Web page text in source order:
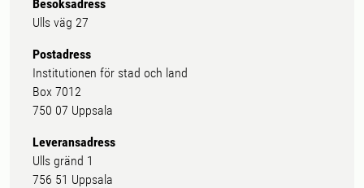
Besöksadress
Ulls väg 27
Postadress
Institutionen för stad och land
Box 7012
750 07 Uppsala
Leveransadress
Ulls gränd 1
756 51 Uppsala